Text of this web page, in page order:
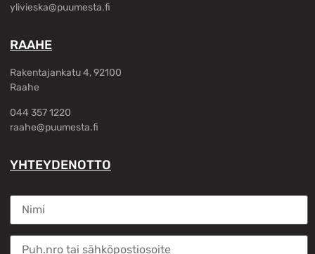
ylivieska@puumesta.fi
RAAHE
Rakentajankatu 4, 92100
Raahe
044 357 1220
raahe@puumesta.fi
YHTEYDENOTTO